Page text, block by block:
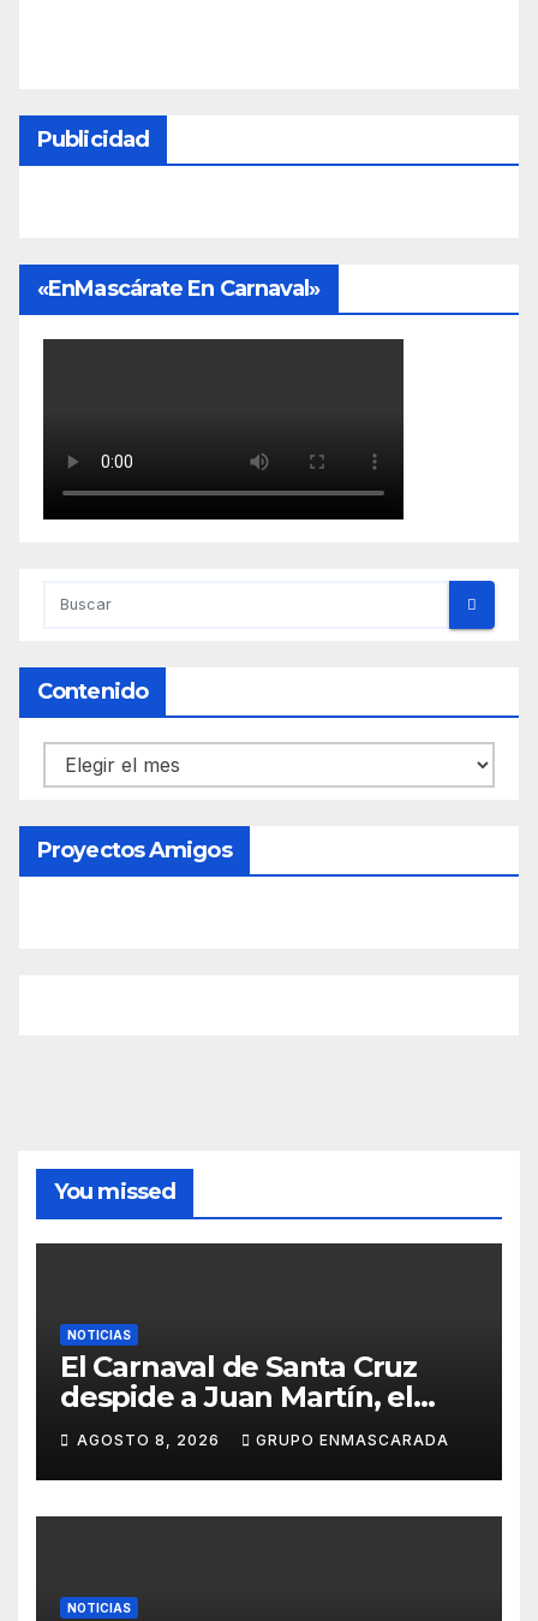
Publicidad
«EnMascárate En Carnaval»
Contenido
Contenido
Proyectos Amigos
You missed
NOTICIAS
El Carnaval de Santa Cruz
despide a Juan Martín, el
inolvidable «Cristóbal Colón»
AGOSTO 8, 2026 GRUPO ENMASCARADA
NOTICIAS